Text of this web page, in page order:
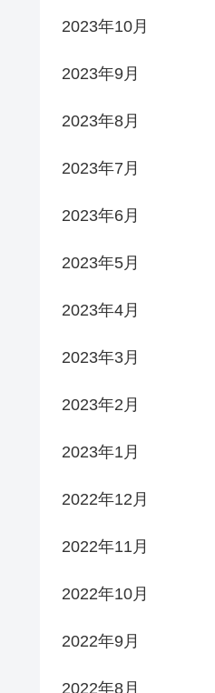
2023年10月
2023年9月
2023年8月
2023年7月
2023年6月
2023年5月
2023年4月
2023年3月
2023年2月
2023年1月
2022年12月
2022年11月
2022年10月
2022年9月
2022年8月